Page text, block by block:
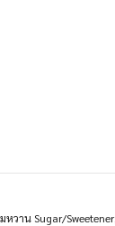
วาน Sugar/Sweetener,